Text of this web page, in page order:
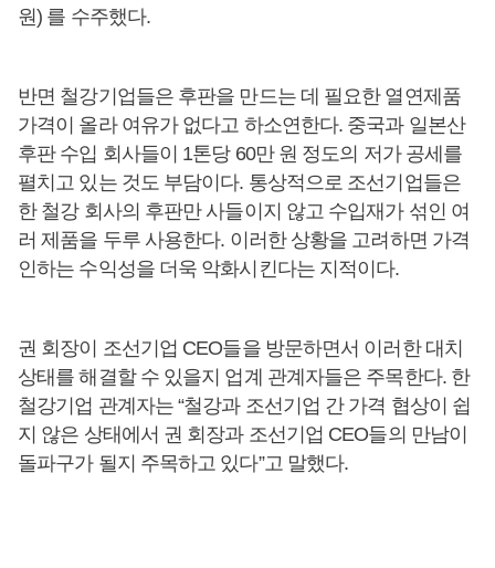
원) 를 수주했다.
반면 철강기업들은 후판을 만드는 데 필요한 열연제품
가격이 올라 여유가 없다고 하소연한다. 중국과 일본산
후판 수입 회사들이 1톤당 60만 원 정도의 저가 공세를
펼치고 있는 것도 부담이다. 통상적으로 조선기업들은
한 철강 회사의 후판만 사들이지 않고 수입재가 섞인 여
러 제품을 두루 사용한다. 이러한 상황을 고려하면 가격
인하는 수익성을 더욱 악화시킨다는 지적이다.
권 회장이 조선기업 CEO들을 방문하면서 이러한 대치
상태를 해결할 수 있을지 업계 관계자들은 주목한다. 한
철강기업 관계자는 “철강과 조선기업 간 가격 협상이 쉽
지 않은 상태에서 권 회장과 조선기업 CEO들의 만남이
돌파구가 될지 주목하고 있다”고 말했다.